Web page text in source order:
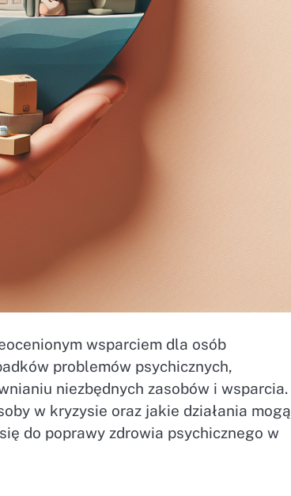
wsparciem dla osób
problemów psychicznych,
niezbędnych zasobów i wsparcia.
w kryzysie oraz jakie działania mogą
do poprawy zdrowia psychicznego w